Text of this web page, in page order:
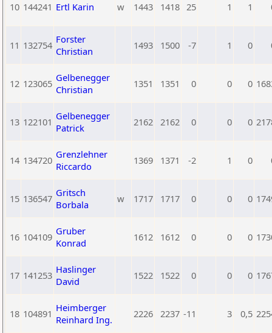
10 144241 Ertl Karin w 1443 1418 25 1 1
11 132754 Forster
Christian
1493 1500 -7 1 0
12 123065 Gelbenegger
Christian
1351 1351 0 0 0
13 122101 Gelbenegger
Patrick
2162 2162 0 0 0
14 134720 Grenzlehner
Riccardo
1369 1371 -2 1 0
15 136547 Gritsch
Borbala
w 1717 1717 0 0 0
16 104109 Gruber
Konrad
1612 1612 0 0 0
17 141253 Haslinger
David
1522 1522 0 0 0
18 104891 Heimberger
Reinhard Ing.
2226 2237 -11 3 0,5